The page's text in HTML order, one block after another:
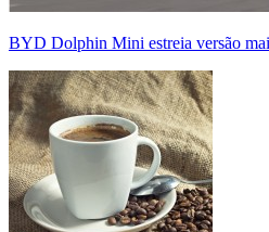
BYD Dolphin Mini estreia versão